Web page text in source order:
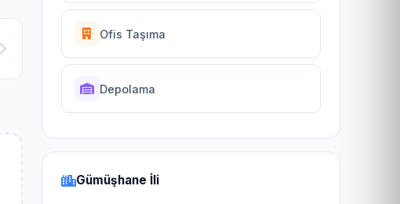
Ofis Taşıma
Depolama
Gümüşhane İli